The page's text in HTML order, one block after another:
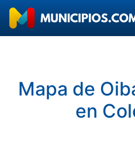
Mapa de
en